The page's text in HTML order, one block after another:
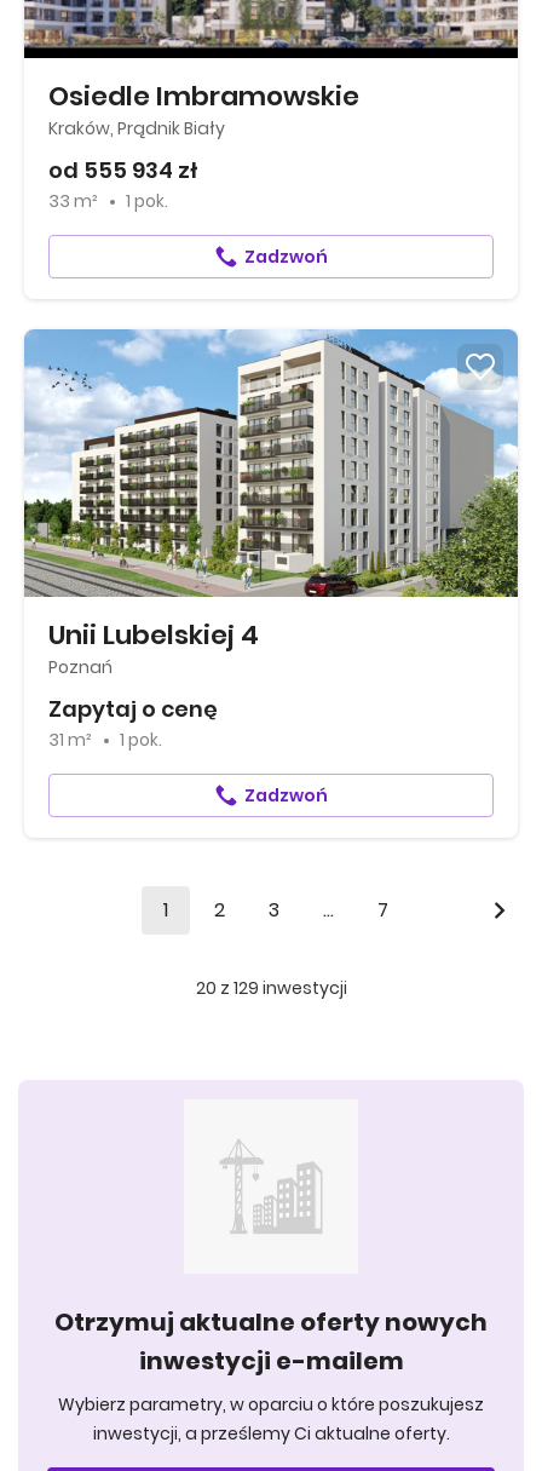
Osiedle Imbramowskie
Kraków, Prądnik Biały
od 555 934 zł
33 m² 1 pok.
Zadzwoń
Unii Lubelskiej 4
Poznań
Zapytaj o cenę
31 m² 1 pok.
Zadzwoń
1 2 3 ... 7
20 z 129 inwestycji
Otrzymuj aktualne oferty nowych
inwestycji e-mailem
Wybierz parametry, w oparciu o które poszukujesz
inwestycji, a prześlemy Ci aktualne oferty.